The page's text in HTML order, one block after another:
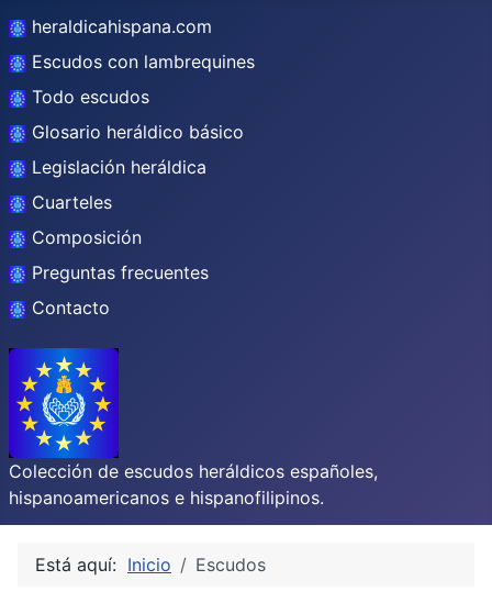
heraldicahispana.com
Escudos con lambrequines
Todo escudos
Glosario heráldico básico
Legislación heráldica
Cuarteles
Composición
Preguntas frecuentes
Contacto
Colección de escudos heráldicos españoles,
hispanoamericanos e hispanofilipinos.
Está aquí: Inicio Escudos